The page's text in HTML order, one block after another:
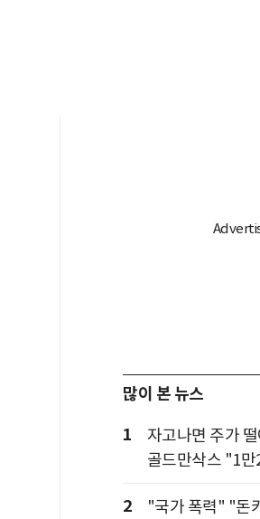
많이 본 뉴스
1
자고나면 주가
골드만삭스 "1
2
"국가 폭력" "돈